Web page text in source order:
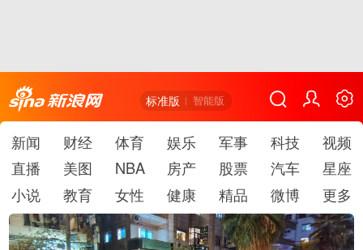
标准版 智能版
新闻 财经 体育 娱乐 军事 科技
视频
直播
美图 NBA 房产 股票 汽车
星座
小说
教育 女性 健康 精品 微博 更多